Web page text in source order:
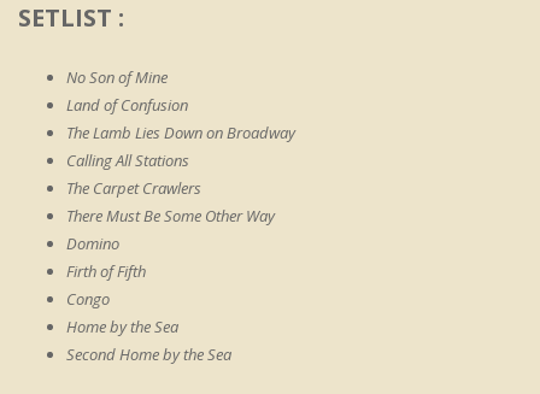
SETLIST :
No Son of Mine
Land of Confusion
The Lamb Lies Down on Broadway
Calling All Stations
The Carpet Crawlers
There Must Be Some Other Way
Domino
Firth of Fifth
Congo
Home by the Sea
Second Home by the Sea